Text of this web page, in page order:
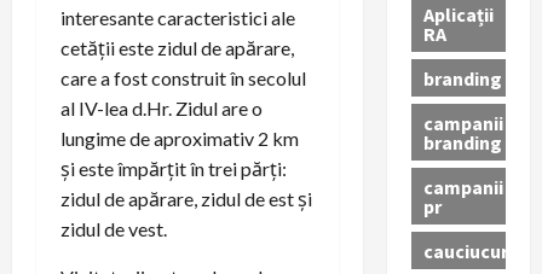
interesante caracteristici ale
cetății este zidul de apărare,
care a fost construit în secolul
al IV-lea d.Hr. Zidul are o
lungime de aproximativ 2 km
și este împărțit în trei părți:
zidul de apărare, zidul de est și
zidul de vest.
Aplicații
RA
branding
campanii
branding
campanii
pr
cauciucuri